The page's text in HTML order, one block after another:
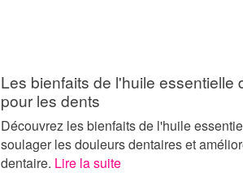
Les bienfaits de l'huile essentielle
pour les dents
Découvrez les bienfaits de l'huile
soulager les douleurs dentaires et
dentaire. Lire la suite